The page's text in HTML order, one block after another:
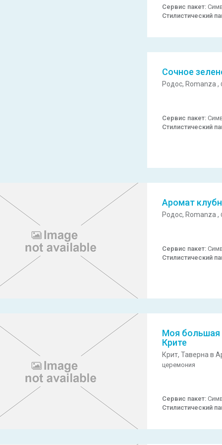
Сервис пакет:
Стилистический
Сочное
Родос, Romanza ,
Сервис пакет:
Стилистический
Аромат
Родос, Romanza ,
Сервис пакет:
Стилистический
Моя большая
Крите
Крит,Таверна в
церемония
Сервис пакет:
Стилистический